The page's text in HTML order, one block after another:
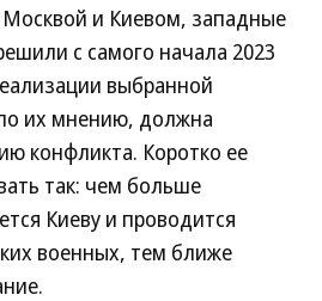
и Киевом, западные
с самого начала 2023
выбранной
их мнению, должна
конфликта. Коротко ее
так: чем больше
Киеву и проводится
военных, тем ближе